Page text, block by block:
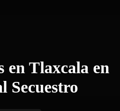
en Tlaxcala en
Secuestro